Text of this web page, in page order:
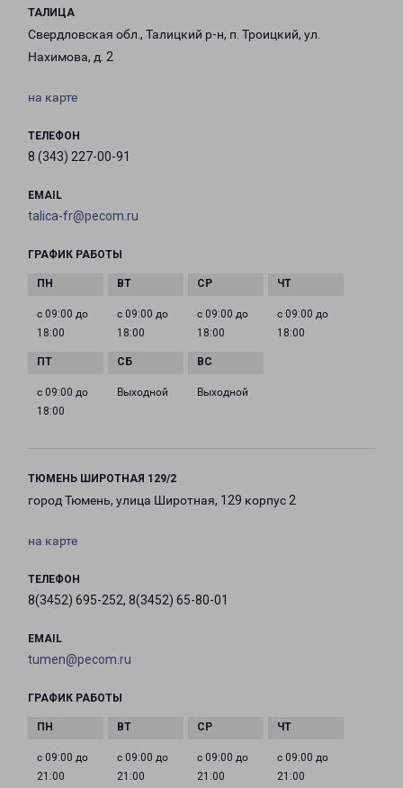
ТАЛИЦА
Свердловская обл., Талицкий р-н, п. Троицкий, ул.
Нахимова, д. 2
на карте
ТЕЛЕФОН
8 (343) 227-00-91
EMAIL
talica-fr@pecom.ru
ГРАФИК РАБОТЫ
с 09:00 до
18:00
с 09:00 до
18:00
с 09:00 до
18:00
с 09:00 до
18:00
с 09:00 до
18:00
Выходной Выходной
ТЮМЕНЬ ШИРОТНАЯ 129/2
город Тюмень, улица Широтная, 129 корпус 2
на карте
ТЕЛЕФОН
8(3452) 695-252, 8(3452) 65-80-01
EMAIL
tumen@pecom.ru
ГРАФИК РАБОТЫ
с 09:00 до
21:00
с 09:00 до
21:00
с 09:00 до
21:00
с 09:00 до
21:00